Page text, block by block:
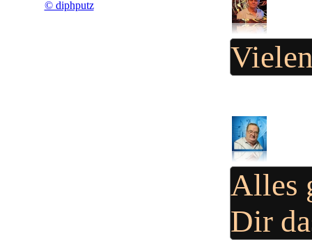
© diphputz
Alles
Dir